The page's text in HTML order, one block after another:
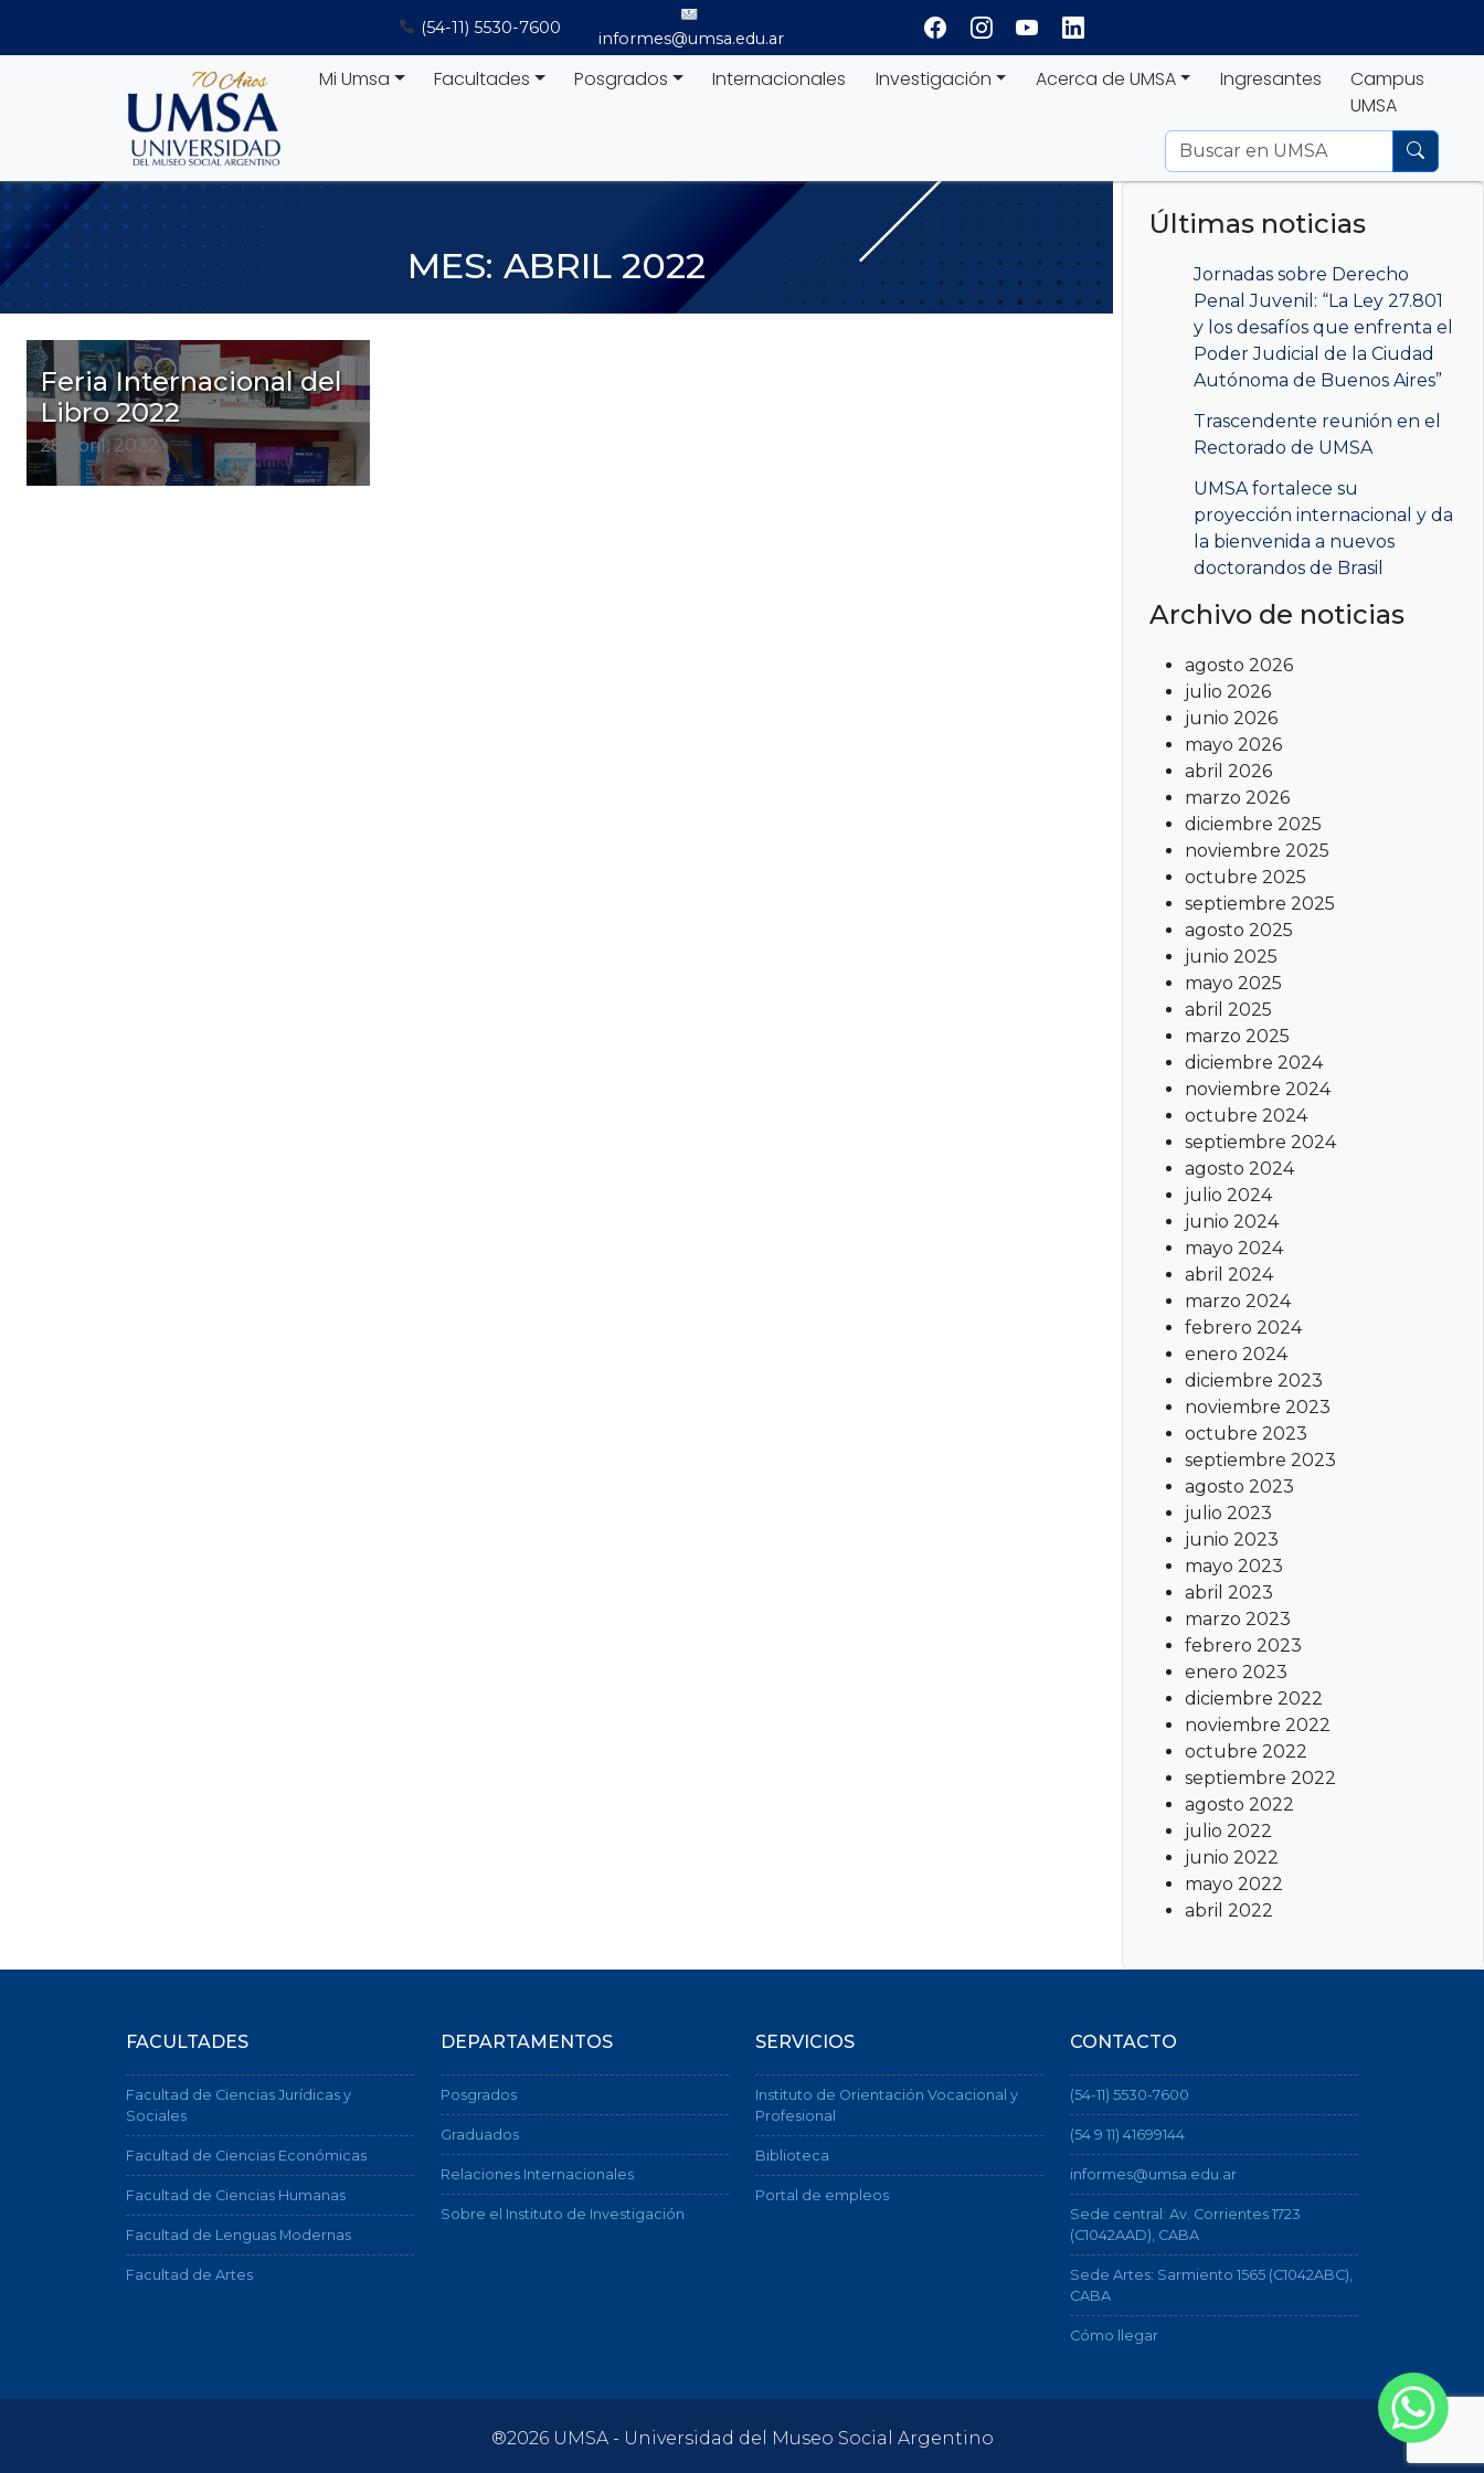
(54-11) 5530-7600
informes@umsa.edu.ar
Mi Umsa Facultades Posgrados Internacionales Investigación Acerca de UMSA Ingresantes
Campus
UMSA
MES: ABRIL 2022
Feria Internacional del
Libro 2022
28 abril, 2022
Últimas noticias
Jornadas sobre Derecho
Penal Juvenil: “La Ley 27.801
y los desafíos que enfrenta el
Poder Judicial de la Ciudad
Autónoma de Buenos Aires”
Trascendente reunión en el
Rectorado de UMSA
UMSA fortalece su
proyección internacional y da
la bienvenida a nuevos
doctorandos de Brasil
Archivo de noticias
agosto 2026
julio 2026
junio 2026
mayo 2026
abril 2026
marzo 2026
diciembre 2025
noviembre 2025
octubre 2025
septiembre 2025
agosto 2025
junio 2025
mayo 2025
abril 2025
marzo 2025
diciembre 2024
noviembre 2024
octubre 2024
septiembre 2024
agosto 2024
julio 2024
junio 2024
mayo 2024
abril 2024
marzo 2024
febrero 2024
enero 2024
diciembre 2023
noviembre 2023
octubre 2023
septiembre 2023
agosto 2023
julio 2023
junio 2023
mayo 2023
abril 2023
marzo 2023
febrero 2023
enero 2023
diciembre 2022
noviembre 2022
octubre 2022
septiembre 2022
agosto 2022
julio 2022
junio 2022
mayo 2022
abril 2022
FACULTADES
Facultad de Ciencias Jurídicas y
Sociales
Facultad de Ciencias Económicas
Facultad de Ciencias Humanas
Facultad de Lenguas Modernas
Facultad de Artes
DEPARTAMENTOS
Posgrados
Graduados
Relaciones Internacionales
Sobre el Instituto de Investigación
SERVICIOS
Instituto de Orientación Vocacional y
Profesional
Biblioteca
Portal de empleos
CONTACTO
(54-11) 5530-7600
(54 9 11) 41699144
informes@umsa.edu.ar
Sede central: Av. Corrientes 1723
(C1042AAD), CABA
Sede Artes: Sarmiento 1565 (C1042ABC),
CABA
Cómo llegar
®2026 UMSA - Universidad del Museo Social Argentino